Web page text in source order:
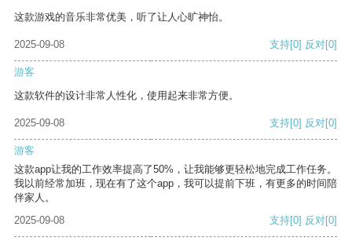
这款游戏的音乐非常优美，听了让人心旷神怡。
2025-09-08 支持[0] 反对[0]
游客
这款软件的设计非常人性化，使用起来非常方便。
2025-09-08 支持[0] 反对[0]
游客
这款app让我的工作效率提高了50%，让我能够更轻松地完成工作任务。
我以前经常加班，现在有了这个app，我可以提前下班，有更多的时间陪
伴家人。
2025-09-08
支持[0] 反对[0]